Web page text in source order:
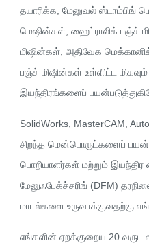
தயாரிக்க, மேனுவல் ஸ்டாம்பிங்
மெஷின்கள், ஹைட்ராலிக் பஞ்ச்
மிஷின்கள், அதிவேக
பஞ்ச் மிஷின்கள் உள்ளிட்ட
இயந்திரங்களைப்
SolidWorks, MasterCAM,
சிறந்த மென்பொருட்களைப்
பொறியாளர்கள் மற்றும் இயந்திர
மேனுஃபேக்ச்சரிங் (DFM)
மாடல்களை உருவாக்குவதற்கு
எங்களின் ஏறக்குறைய 20 வருட